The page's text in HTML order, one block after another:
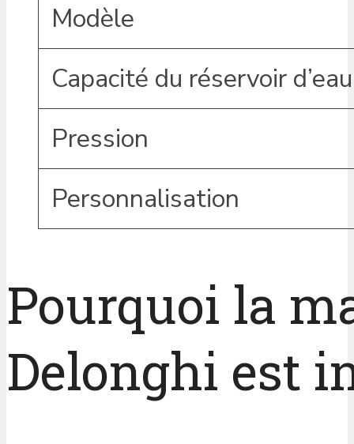
Modèle
Capacité du réservoir d’eau
Pression
Personnalisation
Pourquoi la
Delonghi est